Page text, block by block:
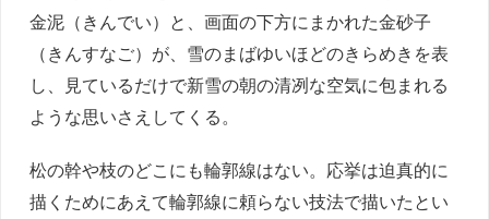
金泥（きんでい）と、画面の下方にまかれた金砂子
（きんすなご）が、雪のまばゆいほどのきらめきを表
し、見ているだけで新雪の朝の清冽な空気に包まれる
ような思いさえしてくる。
松の幹や枝のどこにも輪郭線はない。応挙は迫真的に
描くためにあえて輪郭線に頼らない技法で描いたとい